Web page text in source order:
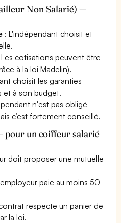
Non Salarié) —
: L'indépendant choisit et
Les cotisations peuvent être
à la loi Madelin).
choisit les garanties
et à son budget.
n'est pas obligé
c’est fortement conseillé.
pour un coiffeur salarié
doit proposer une mutuelle
paie au moins 50
respecte un panier de
la loi.